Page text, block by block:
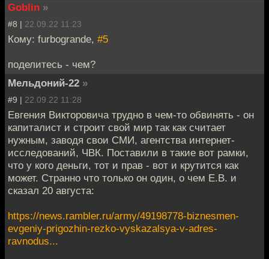
Goblin »
#8 | 22.09.22 11:23
Кому: furbogrande, #5
поделитесь - чем?
Мельдоний-22 »
#9 | 22.09.22 11:28
Евгения Викторовича трудно в чем-то обвинять - он
капиталист и строит свой мир так как считает
нужным, заводя свои СМИ, агентства интернет-
исследований, ЧВК. Поставили в такие вот рамки,
что у кого деньги, тот и прав - вот и крутится как
может. Странно что только он один, о чем Е.В. и
сказал 20 августа:
https://news.rambler.ru/army/49198778-biznesmen-
evgeniy-prigozhin-rezko-vyskazalsya-v-adres-
ravnodus...